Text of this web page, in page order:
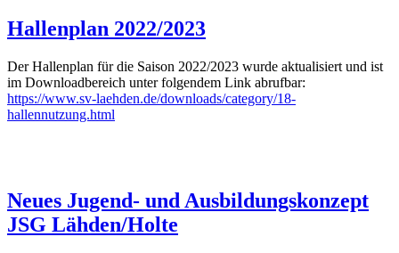
Hallenplan 2022/2023
Der Hallenplan für die Saison 2022/2023 wurde aktualisiert und ist
im Downloadbereich unter folgendem Link abrufbar:
https://www.sv-laehden.de/downloads/category/18-
hallennutzung.html
Neues Jugend- und Ausbildungskonzept
JSG Lähden/Holte